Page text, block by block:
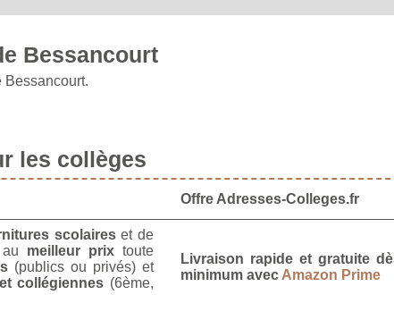
Bessancourt
Bessancourt.
les collèges
Offre Adresses-Colleges.fr
scolaireset de
au meilleur prixtoute
(publics ou privés) et
collégiennes (6ème,
Livraison rapide et gratuite
minimum avec Amazon Prime